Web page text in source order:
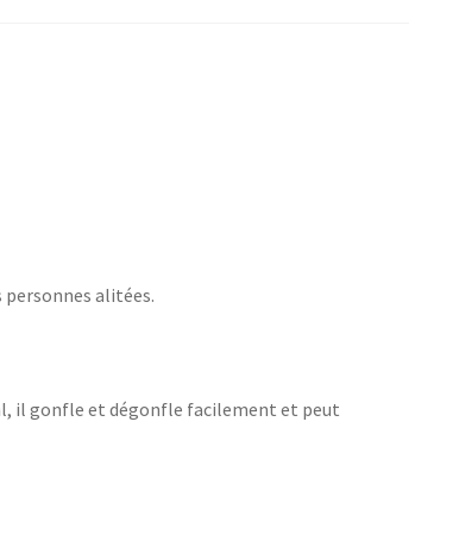
alitées.
il gonfle et dégonfle facilement et peut